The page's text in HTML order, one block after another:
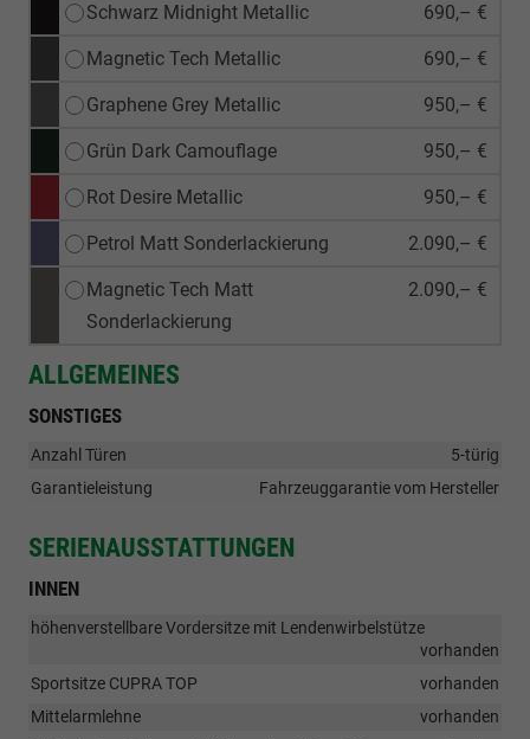
Schwarz Midnight Metallic 690,– €
Magnetic Tech Metallic 690,– €
Graphene Grey Metallic 950,– €
Grün Dark Camouflage 950,– €
Rot Desire Metallic 950,– €
Petrol Matt Sonderlackierung 2.090,– €
Magnetic Tech Matt
Sonderlackierung
2.090,– €
ALLGEMEINES
SONSTIGES
Anzahl Türen
5-türig
Garantieleistung
Fahrzeuggarantie vom Hersteller
SERIENAUSSTATTUNGEN
INNEN
höhenverstellbare Vordersitze mit Lendenwirbelstütze
vorhanden
Sportsitze CUPRA TOP
vorhanden
Mittelarmlehne
vorhanden